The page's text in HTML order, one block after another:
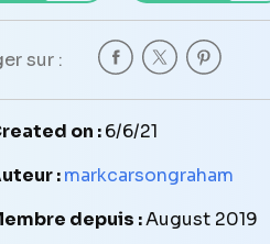
sur :
on :6/6/21
:markcarsongraham
depuis :August 2019